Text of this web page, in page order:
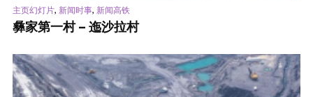
主页幻灯片, 新闻时事, 新闻高铁
彝家第一村 – 迤沙拉村